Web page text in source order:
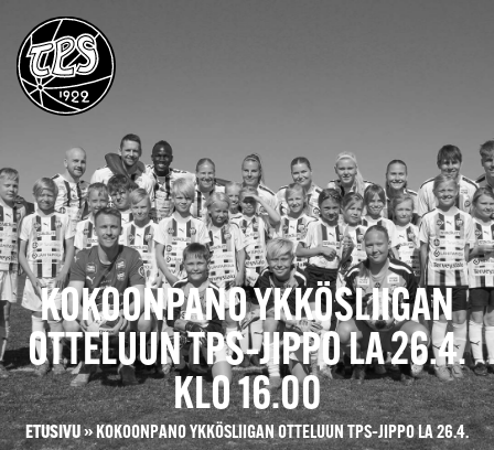
KOKOONPANO YKKÖSLIIGAN
OTTELUUN TPS–JIPPO LA 26.4.
KLO 16.00
ETUSIVU»KOKOONPANO YKKÖSLIIGAN OTTELUUN TPS–JIPPO LA 26.4.